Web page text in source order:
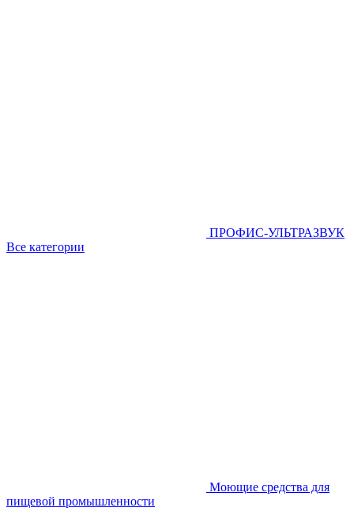
ПРОФИС-УЛЬТРАЗВУК
Все категории
Моющие средства для
пищевой промышленности